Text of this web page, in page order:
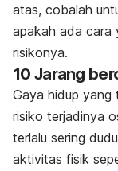
atas, cobalah
apakah ada cara
risikonya.
10 Jarang
Gaya hidup
risiko terjadinya
terlalu sering
aktivitas fisik